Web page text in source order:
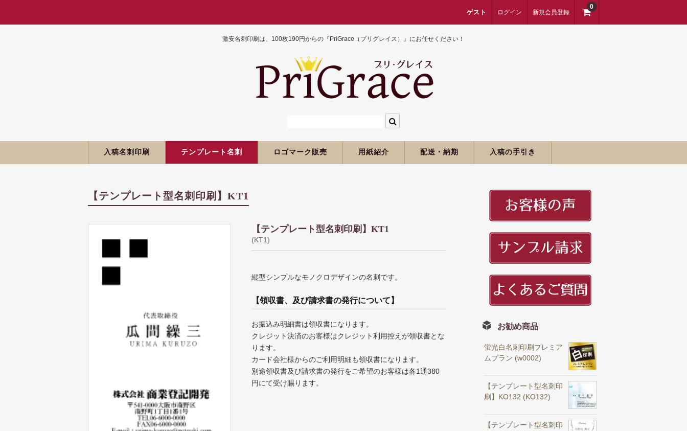
激安名刺印刷は、100枚190円からの『PriGrace（プリグレイス）』にお任せください！
ゲスト ログイン 新規会員登録
0
入稿名刺印刷 テンプレート名刺 ロゴマーク販売 用紙紹介 配送・納期 入稿の手引き
【テンプレート型名刺印刷】KT1
【テンプレート型名刺印刷】KT1
(KT1)
縦型シンプルなモノクロデザインの名刺です。
【領収書、及び請求書の発行について】
お振込み明細書は領収書になります。
クレジット決済のお客様はクレジット利用控えが領収書とな
ります。
カード会社様からのご利用明細も領収書になります。
別途領収書及び請求書の発行をご希望のお客様は各1通380
円にて受け賜ります。
お勧め商品
蛍光白名刺印刷プレミア
ムプラン (w0002)
【テンプレート型名刺印
刷】KO132 (KO132)
【テンプレート型名刺印